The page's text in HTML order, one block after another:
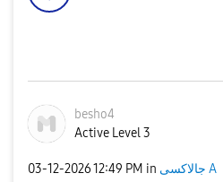
besho4
Active Level 3
‎03-12-202612:49 PM in جالاكسى A